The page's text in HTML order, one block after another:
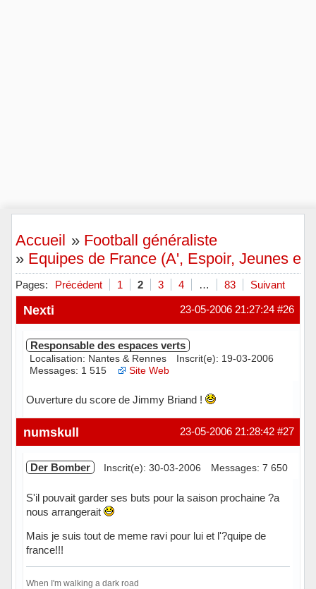
Accueil » Football généraliste
» Equipes de France (A', Espoir, Jeunes et
Pages: Précédent 1 2 3 4 … 83 Suivant
#26
23-05-2006 21:27:24
Nexti
Responsable des espaces verts
Localisation: Nantes & Rennes
Inscrit(e): 19-03-2006
Messages: 1 515
Site Web
Ouverture du score de Jimmy Briand !
Hors ligne #27
23-05-2006 21:28:42
numskull
Der Bomber Inscrit(e): 30-03-2006 Messages: 7 650
S'il pouvait garder ses buts pour la saison prochaine ?a
nous arrangerait
Mais je suis tout de meme ravi pour lui et l'?quipe de
france!!!
When I'm walking a dark road